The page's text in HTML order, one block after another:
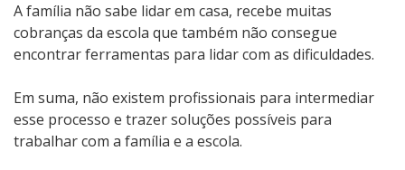
A família não sabe lidar em casa, recebe muitas
cobranças da escola que também não consegue
encontrar ferramentas para lidar com as dificuldades.
Em suma, não existem profissionais para intermediar
esse processo e trazer soluções possíveis para
trabalhar com a família e a escola.